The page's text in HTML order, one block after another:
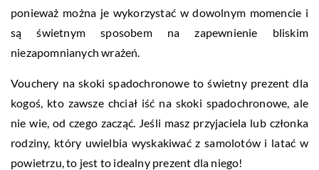
ponieważ można je wykorzystać w dowolnym momencie i
są świetnym sposobem na zapewnienie bliskim
niezapomnianych wrażeń.
Vouchery na skoki spadochronowe to świetny prezent dla
kogoś, kto zawsze chciał iść na skoki spadochronowe, ale
nie wie, od czego zacząć. Jeśli masz przyjaciela lub członka
rodziny, który uwielbia wyskakiwać z samolotów i latać w
powietrzu, to jest to idealny prezent dla niego!